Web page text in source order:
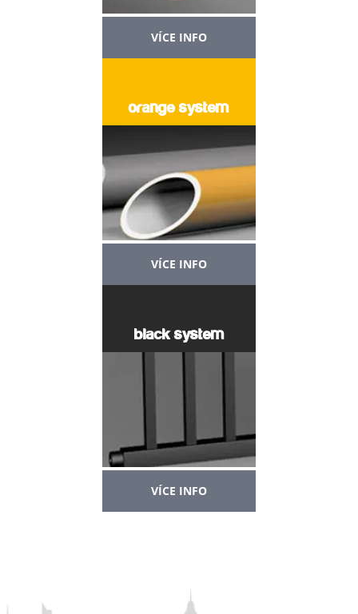
VÍCE INFO
orange system
VÍCE INFO
black system
VÍCE INFO